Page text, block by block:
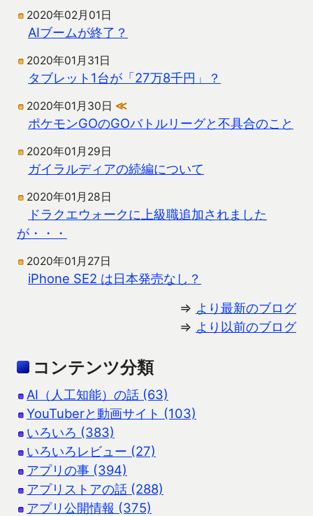
2020年02月01日
AIブームが終了？
2020年01月31日
タブレット1台が「27万8千円」？
2020年01月30日 ≪
ポケモンGOのGOバトルリーグと不具合のこと
2020年01月29日
ガイラルディアの続編について
2020年01月28日
ドラクエウォークに上級職追加されました
が・・・
2020年01月27日
iPhone SE2 は日本発売なし？
⇒ より最新のブログ
⇒ より以前のブログ
コンテンツ分類
AI（人工知能）の話 (63)
YouTuberと動画サイト (103)
いろいろ (383)
いろいろレビュー (27)
アプリの事 (394)
アプリストアの話 (288)
アプリ公開情報 (375)